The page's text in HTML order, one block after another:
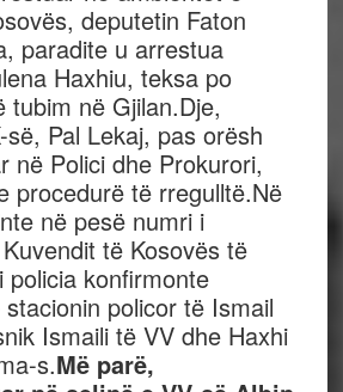
deputetin Faton
paradite u arrestua
Haxhiu, teksa po
tubim në Gjilan.Dje,
Pal Lekaj, pas orësh
në Polici dhe Prokurori,
procedurë të rregulltë.Në
në pesë numri i
të Kosovës të
policia konfirmonte
policor të Ismail
Ismaili të VV dhe Haxhi
s.Më parë,